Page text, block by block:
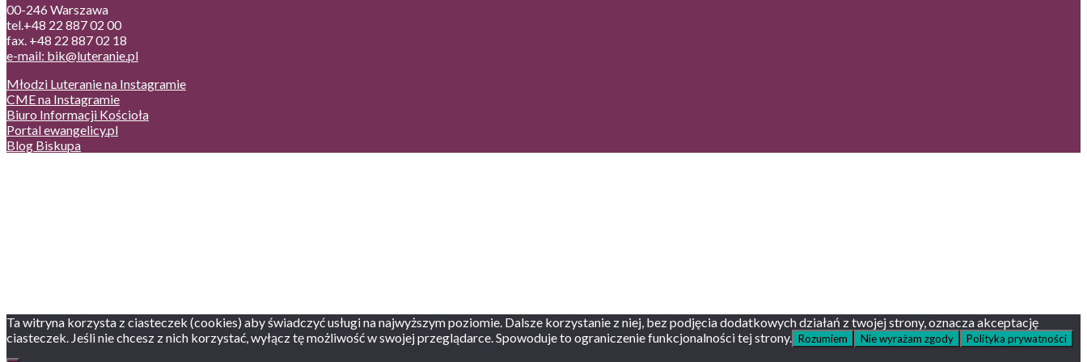
00-246 Warszawa
tel.+48 22 887 02 00
fax. +48 22 887 02 18
e-mail: bik@luteranie.pl
Młodzi Luteranie na Instagramie
CME na Instagramie
Biuro Informacji Kościoła
Portal ewangelicy.pl
Blog Biskupa
Ta witryna korzysta z ciasteczek (cookies) aby świadczyć usługi na najwyższym poziomie. Dalsze korzystanie z niej, bez podjęcia dodatkowych działań z twojej strony, oznacza akceptację
ciasteczek. Jeśli nie chcesz z nich korzystać, wyłącz tę możliwość w swojej przeglądarce. Spowoduje to ograniczenie funkcjonalności tej strony. Rozumiem Nie wyrażam zgody Polityka prywatności